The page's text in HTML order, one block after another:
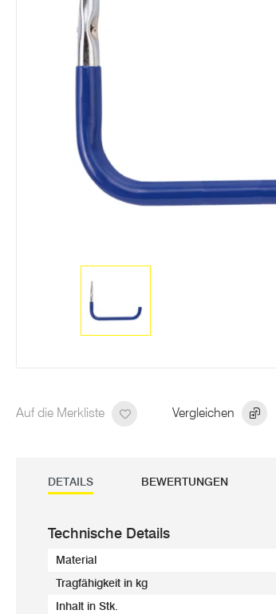
Auf die Merkliste Vergleichen
DETAILS BEWERTUNGEN
Technische Details
Material
Tragfähigkeit in kg
Inhalt in Stk.